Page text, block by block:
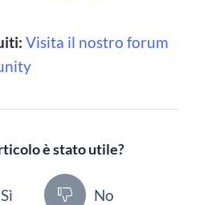
Visita il nostro forum
è stato utile?
Sì No